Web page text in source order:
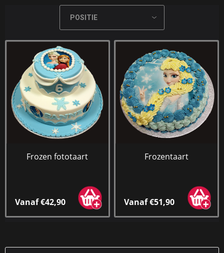
Frozen fototaart
Vanaf €42,90
Frozentaart
Vanaf €51,90